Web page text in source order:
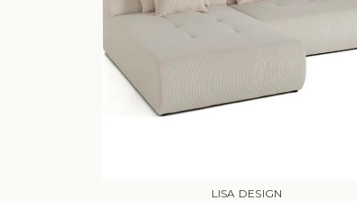
LISA DESIGN